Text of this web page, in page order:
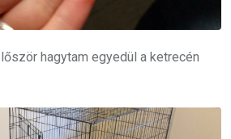
hagytam egyedül a ketrecén